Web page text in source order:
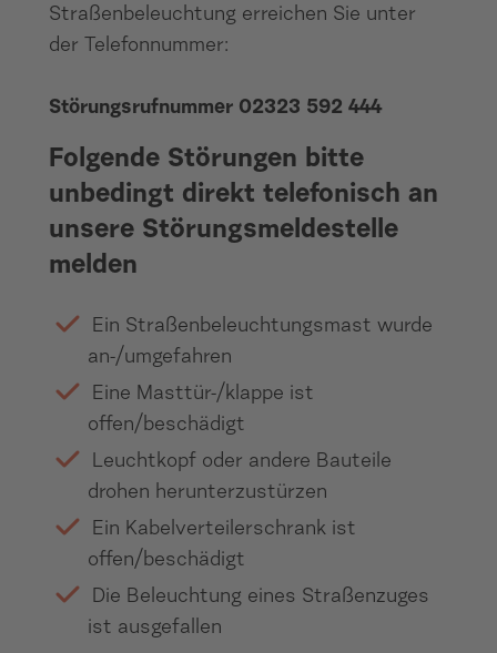
Straßenbeleuchtung erreichen Sie unter
der Telefonnummer:
Störungsrufnummer 02323 592 444
Folgende Störungen bitte
unbedingt direkt telefonisch an
unsere Störungsmeldestelle
melden
Ein Straßenbeleuchtungsmast wurde
an-/umgefahren
Eine Masttür-/klappe ist
offen/beschädigt
Leuchtkopf oder andere Bauteile
drohen herunterzustürzen
Ein Kabelverteilerschrank ist
offen/beschädigt
Die Beleuchtung eines Straßenzuges
ist ausgefallen